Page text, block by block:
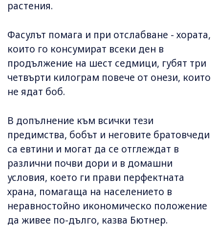
растения.
Фасулът помага и при отслабване - хората,
които го консумират всеки ден в
продължение на шест седмици, губят три
четвърти килограм повече от онези, които
не ядат боб.
В допълнение към всички тези
предимства, бобът и неговите братовчеди
са евтини и могат да се отглеждат в
различни почви дори и в домашни
условия, което ги прави перфектната
храна, помагаща на населението в
неравностойно икономическо положение
да живее по-дълго, казва Бютнер.